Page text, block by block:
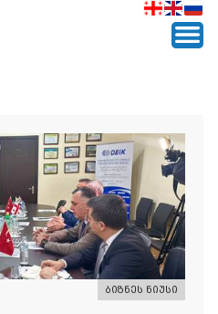
ბიზნეს ნიუსი